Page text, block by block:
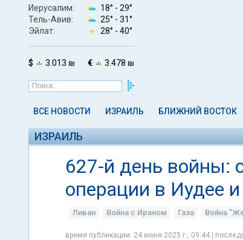
Иерусалим: 18° - 29°
Тель-Авив:
25° - 31°
Эйлат:
28° - 40°
$ 3.013 ₪ € 3.478 ₪
ВСЕ НОВОСТИ ИЗРАИЛЬ БЛИЖНИЙ ВОСТОК
ИЗРАИЛЬ
627-й день войны:
операции в Иудее
Ливан Война с Ираном Газа Война
время публикации: 24 июня 2025 г., 09:44 |